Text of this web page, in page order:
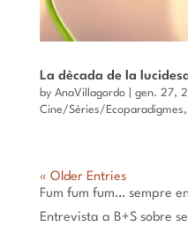
La dècada de la
by AnaVillagordo| gen. 27,
Cine/Sèries/Ecoparadigmes,
« Older Entries
Fum fum fum… sempre
Entrevista a B+S sobre